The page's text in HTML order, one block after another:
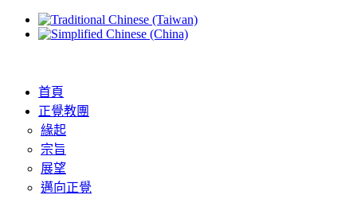
首頁
正覺教團
緣起
宗旨
展望
邁向正覺